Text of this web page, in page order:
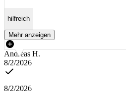
hilfreich
Mehr anzeigen
Andreas H.
8/2/2026
8/2/2026